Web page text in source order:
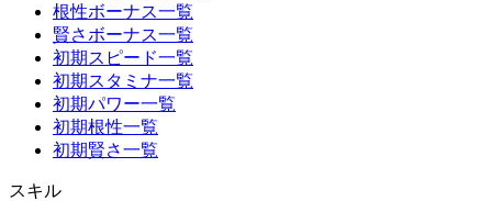
根性ボーナス一覧
賢さボーナス一覧
初期スピード一覧
初期スタミナ一覧
初期パワー一覧
初期根性一覧
初期賢さ一覧
スキル